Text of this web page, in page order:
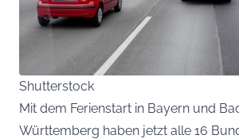
Shutterstock
Mit dem Ferienstart in Bayern und
Württemberg haben jetzt alle 16